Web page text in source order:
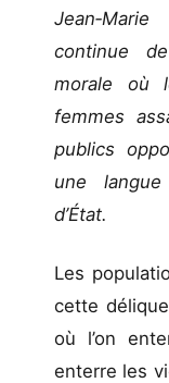
continue
morale où
femmes
publics
une
d’État.
Les
cette
où l’on
enterre les